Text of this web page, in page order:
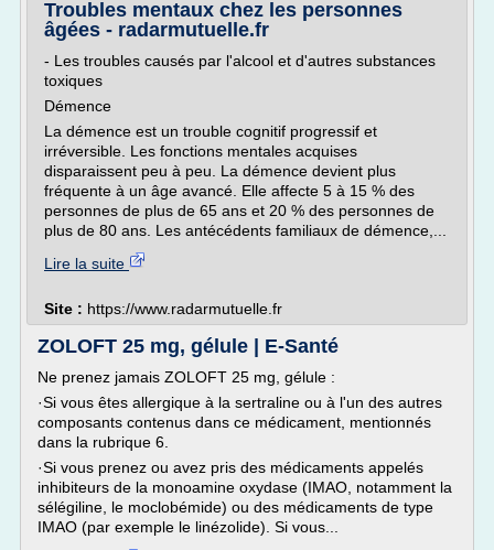
Troubles mentaux chez les personnes
âgées - radarmutuelle.fr
- Les troubles causés par l'alcool et d'autres substances
toxiques
Démence
La démence est un trouble cognitif progressif et
irréversible. Les fonctions mentales acquises
disparaissent peu à peu. La démence devient plus
fréquente à un âge avancé. Elle affecte 5 à 15 % des
personnes de plus de 65 ans et 20 % des personnes de
plus de 80 ans. Les antécédents familiaux de démence,...
Lire la suite
Site : https://www.radarmutuelle.fr
ZOLOFT 25 mg, gélule | E-Santé
Ne prenez jamais ZOLOFT 25 mg, gélule :
·Si vous êtes allergique à la sertraline ou à l'un des autres
composants contenus dans ce médicament, mentionnés
dans la rubrique 6.
·Si vous prenez ou avez pris des médicaments appelés
inhibiteurs de la monoamine oxydase (IMAO, notamment la
sélégiline, le moclobémide) ou des médicaments de type
IMAO (par exemple le linézolide). Si vous...